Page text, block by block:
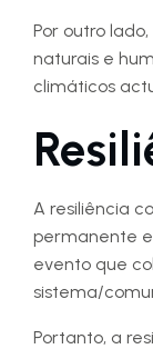
Por outro
naturais e
climáticos
A resiliência
permanente
evento que
sistema/
Portanto, a